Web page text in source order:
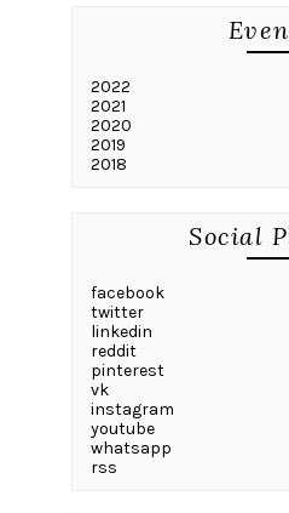
2022
2021
2020
2019
2018
Social
facebook
twitter
linkedin
reddit
pinterest
vk
instagram
youtube
whatsapp
rss